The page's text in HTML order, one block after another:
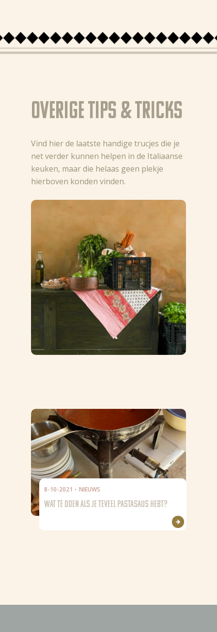
Overige Tips & Tricks
Vind hier de laatste handige trucjes die je
net verder kunnen helpen in de Italiaanse
keuken, maar die helaas geen plekje
hierboven konden vinden.
8-10-2021 NIEUWS
WAT TE DOEN ALS JE TEVEEL PASTASAUS HEBT?